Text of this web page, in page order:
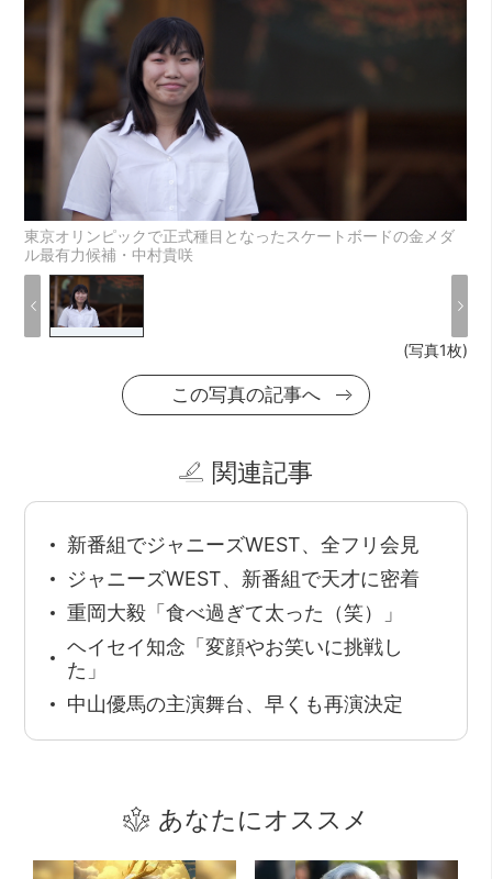
東京オリンピックで正式種目となったスケートボードの金メダ
ル最有力候補・中村貴咲
(写真1枚)
この写真の記事へ
関連記事
新番組でジャニーズWEST、全フリ会見
ジャニーズWEST、新番組で天才に密着
重岡大毅「食べ過ぎて太った（笑）」
ヘイセイ知念「変顔やお笑いに挑戦し
た」
中山優馬の主演舞台、早くも再演決定
あなたにオススメ